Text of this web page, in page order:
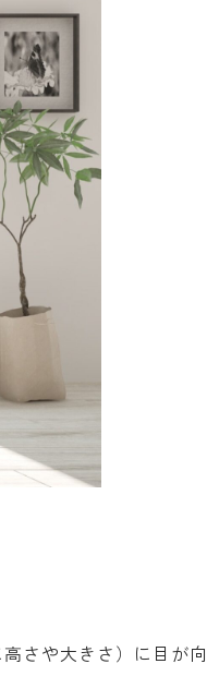
さや大きさ）に目が